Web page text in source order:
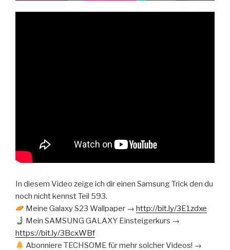
In diesem Video zeige ich dir einen Samsung Trick den du
noch nicht kennst Teil 593.
Meine Galaxy S23 Wallpaper →http://bit.ly/3E1zdxe
Mein SAMSUNG GALAXY Einsteigerkurs →
https://bit.ly/3BcxWBf
Abonniere TECHSOME für mehr solcher Videos! →